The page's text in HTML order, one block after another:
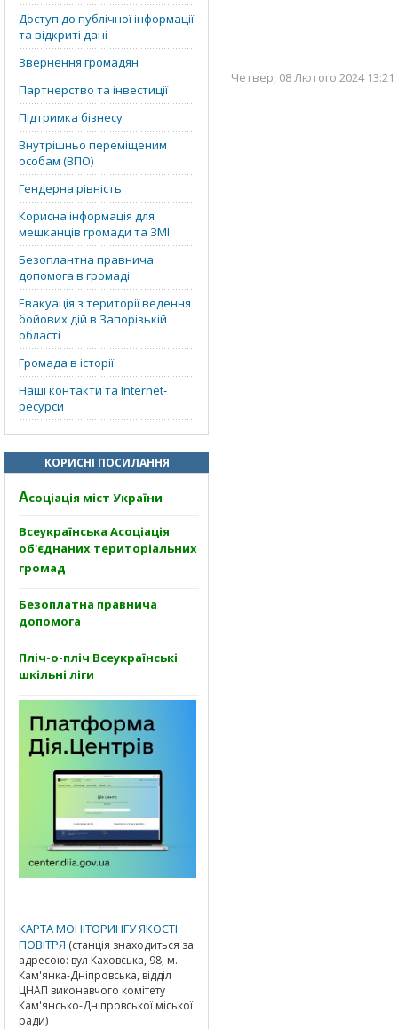
Доступ до публічної інформації
та відкриті дані
Звернення громадян
Партнерство та інвестиції
Підтримка бізнесу
Внутрішньо переміщеним
особам (ВПО)
Гендерна рівність
Корисна інформація для
мешканців громади та ЗМІ
Безоплантна правнича
допомога в громаді
Евакуація з території ведення
бойових дій в Запорізькій
області
Громада в історії
Наші контакти та Internet-
ресурси
КОРИСНІ ПОСИЛАННЯ
Асоціація міст України
Всеукраїнська Асоціація
об'єднаних територіальних
громад
Безоплатна правнича
допомога
Пліч-о-пліч Всеукраїнські
шкільні ліги
КАРТА МОНІТОРИНГУ ЯКОСТІ
ПОВІТРЯ (станція знаходиться за
адресою: вул Каховська, 98, м.
Кам'янка-Дніпровська, відділ
ЦНАП виконавчого комітету
Кам'янсько-Дніпровської міської
ради)
Четвер, 08 Лютого 2024